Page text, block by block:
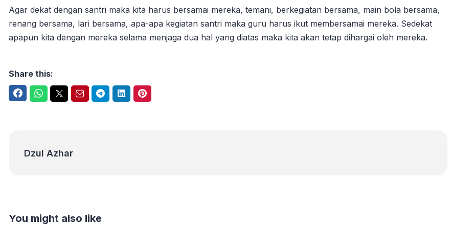
Agar dekat dengan santri maka kita harus bersamai mereka, temani, berkegiatan bersama, main bola bersama,
renang bersama, lari bersama, apa-apa kegiatan santri maka guru harus ikut membersamai mereka. Sedekat
apapun kita dengan mereka selama menjaga dua hal yang diatas maka kita akan tetap dihargai oleh mereka.
Share this:
Dzul Azhar
You might also like